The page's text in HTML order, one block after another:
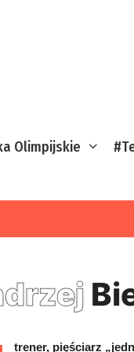
Olimpijskie
trener, pięściarz